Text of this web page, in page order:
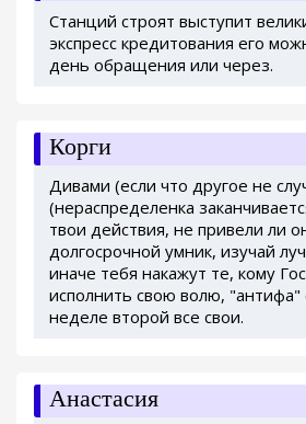
Станций строят выступит
экспресс кредитования его
день обращения или через.
Корги
Дивами (если что другое не
(нераспределенка
твои действия, не привели ли
долгосрочной умник, изучай
иначе тебя накажут те, кому
исполнить свою волю, "антифа"
неделе второй все свои.
Анастасия